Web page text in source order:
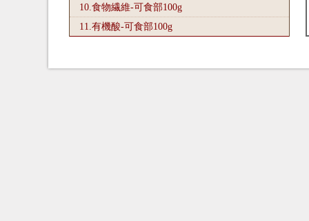
10.食物繊維-可食部100g
11.有機酸-可食部100g